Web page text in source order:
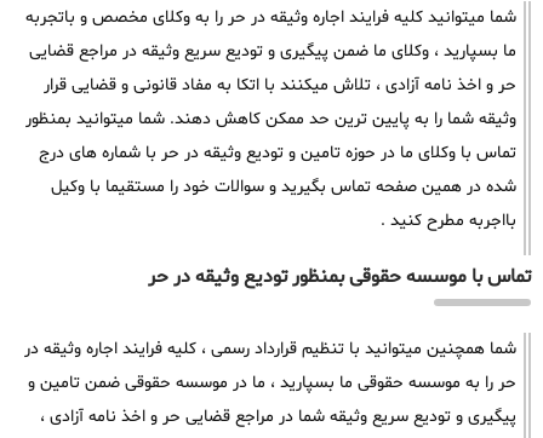
شما میتوانید کلیه فرایند اجاره وثیقه در حر را به وکلای مخصص و باتجربه
ما بسپارید ، وکلای ما ضمن پیگیری و تودیع سریع وثیقه در مراجع قضایی
حر و اخذ نامه آزادی ، تلاش میکنند با اتکا به مفاد قانونی و قضایی قرار
وثیقه شما را به پایین ترین حد ممکن کاهش دهند. شما میتوانید بمنظور
تماس با وکلای ما در حوزه تامین و تودیع وثیقه در حر با شماره های درج
شده در همین صفحه تماس بگیرید و سوالات خود را مستقیما با وکیل
بااجربه مطرح کنید .
تماس با موسسه حقوقی بمنظور تودیع وثیقه در حر
شما همچنین میتوانید با تنظیم قرارداد رسمی ، کلیه فرایند اجاره وثیقه در
حر را به موسسه حقوقی ما بسپارید ، ما در موسسه حقوقی ضمن تامین و
پیگیری و تودیع سریع وثیقه شما در مراجع قضایی حر و اخذ نامه آزادی ،